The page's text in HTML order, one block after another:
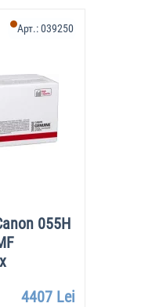
055H
Арт.:039250
4407 Lei